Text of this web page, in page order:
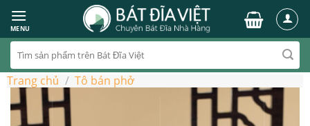
Skip
content
MENU
Tìm
kiếm:
Trang chủ / Tô bán phở